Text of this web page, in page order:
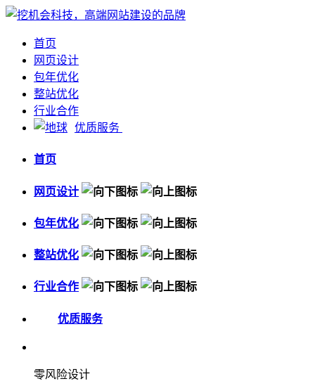
首页
网页设计
包年优化
整站优化
行业合作
优质服务
首页
网页设计
包年优化
整站优化
行业合作
优质服务
零风险设计